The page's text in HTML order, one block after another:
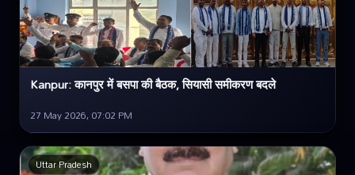
Kanpur: कानपुर में बसपा की बैठक, सियासी समीकरण बदले
27 May 2026, 07:02 PM
Uttar Pradesh